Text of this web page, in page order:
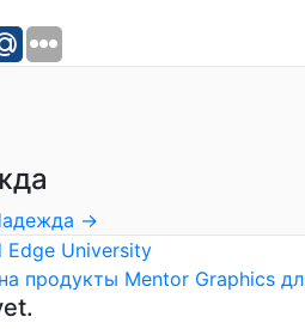
→
Edge University
продукты Mentor Graphics